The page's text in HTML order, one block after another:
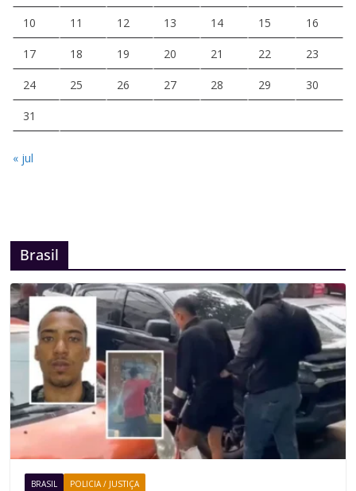
10 11 12 13 14 15 16
17 18 19 20 21 22 23
24 25 26 27 28 29 30
31
« jul
Brasil
BRASIL POLICIA / JUSTIÇA